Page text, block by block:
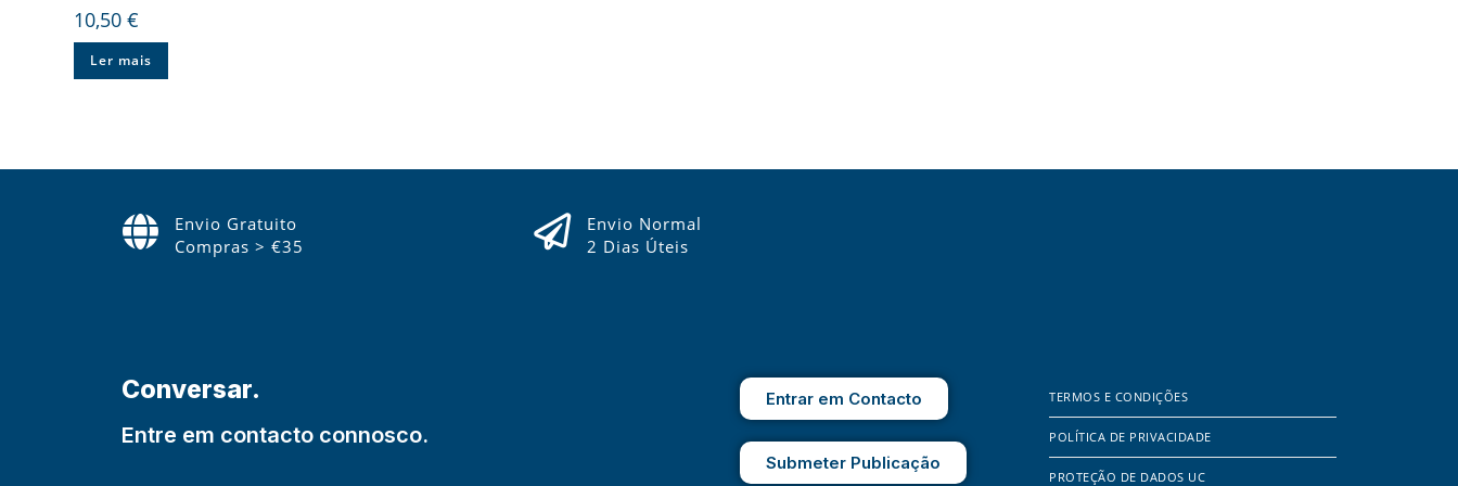
10,50€
Ler mais
Envio Gratuito
Compras > €35
Envio Normal
2 Dias Úteis
Conversar.
Entre em contacto connosco.
Entrar em Contacto
Submeter Publicação
TERMOS E CONDIÇÕES
POLÍTICA DE PRIVACIDADE
PROTEÇÃO DE DADOS UC